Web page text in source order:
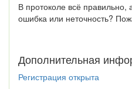
В протоколе всё
ошибка или неточность?
Дополнительная
Регистрация открыта